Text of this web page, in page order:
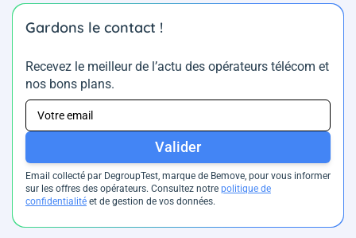
Gardons le contact !
Recevez le meilleur de l’actu des opérateurs télécom et
nos bons plans.
Valider
Email collecté par DegroupTest, marque de Bemove, pour vous informer
sur les offres des opérateurs. Consultez notre politique de
confidentialité et de gestion de vos données.